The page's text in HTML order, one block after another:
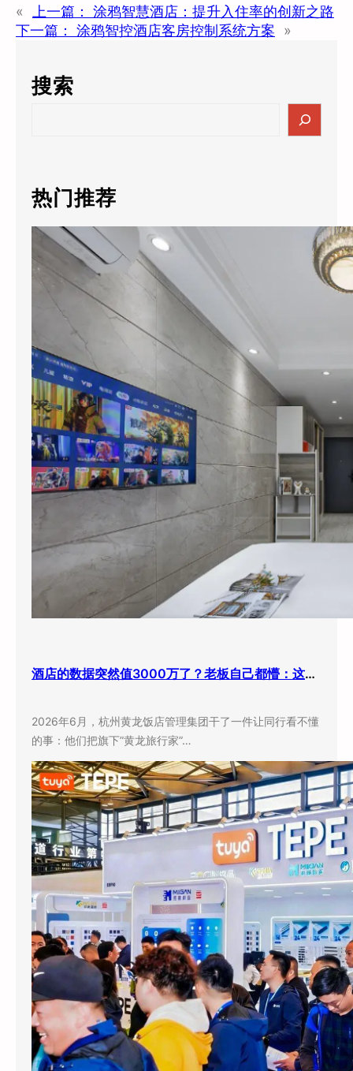
« 上一篇：
涂鸦智慧酒店：提升入住率的创新之路
下一篇：
涂鸦智控酒店客房控制系统方案 »
搜索
c
h
热门推荐
酒店的数据突然值3000万了？老板自己都懵：这玩意儿还能卖钱？
2026年6月，杭州黄龙饭店管理集团干了一件让同行看不懂
的事：他们把旗下”黄龙旅行家”…